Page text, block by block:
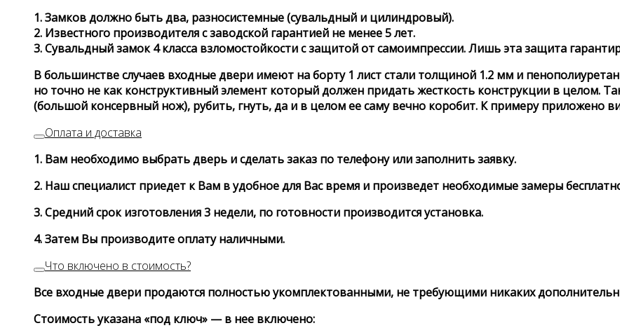
1. Замков должно быть два, разносистемные (сувальдный и цилиндровый).
2. Известного производителя с заводской гарантией не менее 5 лет.
3. Сувальдный замок 4 класса взломостойкости с защитой от самоимпрессии. Лишь эта защита
В большинстве случаев входные двери имеют на борту 1 лист стали толщиной 1.2 мм и
но точно не как конструктивный элемент который должен придать жесткость конструкции в целом.
(большой консервный нож), рубить, гнуть, да и в целом ее саму вечно коробит. К примеру приложено
Оплата и доставка
1. Вам необходимо выбрать дверь и сделать заказ по телефону или заполнить заявку.
2. Наш специалист приедет к Вам в удобное для Вас время и произведет необходимые замеры
3. Средний срок изготовления 3 недели, по готовности производится установка.
4. Затем Вы производите оплату наличными.
Что включено в стоимость?
Все входные двери продаются полностью укомплектованными, не требующими никаких
Стоимость указана «под ключ» — в нее включено: